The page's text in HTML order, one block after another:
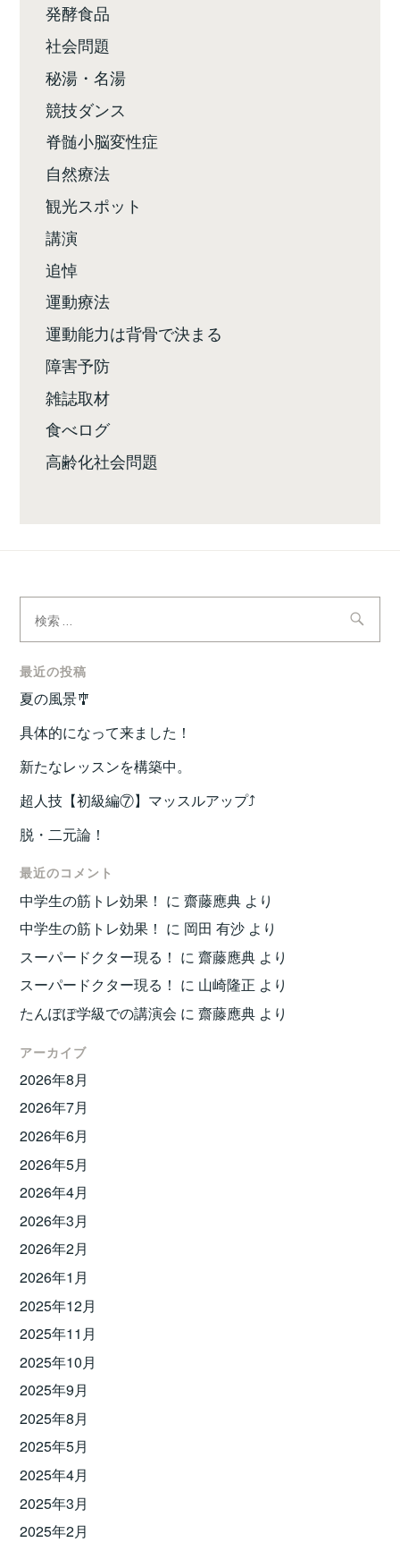
発酵食品
社会問題
秘湯・名湯
競技ダンス
脊髄小脳変性症
自然療法
観光スポット
講演
追悼
運動療法
運動能力は背骨で決まる
障害予防
雑誌取材
食べログ
高齢化社会問題
索:
最近の投稿
夏の風景🎐
具体的になって来ました！
新たなレッスンを構築中。
超人技【初級編⑦】マッスルアップ⤴️
脱・二元論！
最近のコメント
中学生の筋トレ効果！ に齋藤應典 より
中学生の筋トレ効果！ に 岡田 有沙 より
スーパードクター現る！ に齋藤應典 より
スーパードクター現る！ に 山崎隆正 より
たんぽぽ学級での講演会 に齋藤應典 より
アーカイブ
2026年8月
2026年7月
2026年6月
2026年5月
2026年4月
2026年3月
2026年2月
2026年1月
2025年12月
2025年11月
2025年10月
2025年9月
2025年8月
2025年5月
2025年4月
2025年3月
2025年2月